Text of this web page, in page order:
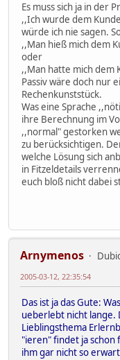
Es muss sich ja in der
,,Ich wurde dem
würde ich nie sagen.
,,Man hieß mich dem
oder
,,Man hatte mich dem
Passiv wäre doch nur
Rechenkunststück.
Was eine Sprache
ihre Berechnung im
,,normal" gestorken
zu berücksichtigen.
welche Lösung sich
in Fitzeldetails
euch bloß nicht dabei
Arnymenos
2005-03-12, 22:35:54
Das ist ja das Gute:
ueberlebt nicht lange.
Lieblingsthema
"ieren" findet ja schon
ihm gar nicht so